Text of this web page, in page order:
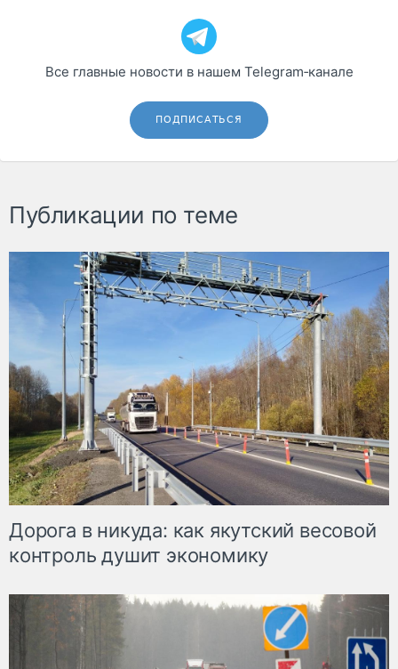
Все главные новости в нашем Telegram‑канале
ПОДПИСАТЬСЯ
Публикации по теме
Дорога в никуда: как якутский весовой
контроль душит экономику